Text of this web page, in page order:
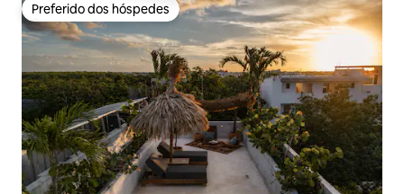
Preferido dos hóspedes
Preferido dos hóspedes